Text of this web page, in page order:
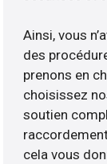
Ainsi, vous
des
prenons en
choisissez
soutien
cela vous